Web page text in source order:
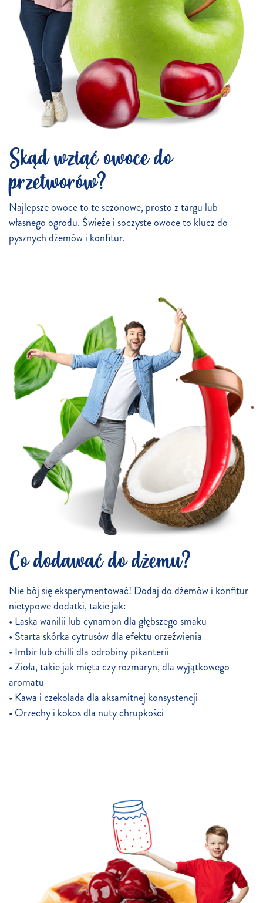
Skąd wziąć owoce do
przetworów?
Najlepsze owoce to te sezonowe, prosto z targu lub
własnego ogrodu. Świeże i soczyste owoce to klucz do
pysznych dżemów i konfitur.
Co dodawać do dżemu?
Nie bój się eksperymentować! Dodaj do dżemów i konfitur
nietypowe dodatki, takie jak:
• Laska wanilii lub cynamon dla głębszego smaku
• Starta skórka cytrusów dla efektu orzeźwienia
• Imbir lub chilli dla odrobiny pikanterii
• Zioła, takie jak mięta czy rozmaryn, dla wyjątkowego
aromatu
• Kawa i czekolada dla aksamitnej konsystencji
• Orzechy i kokos dla nuty chrupkości